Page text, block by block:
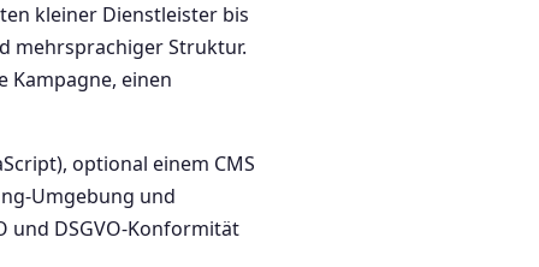
kleiner Dienstleister bis
mehrsprachiger Struktur.
Kampagne, einen
optional einem CMS
Umgebung und
und DSGVO-Konformität